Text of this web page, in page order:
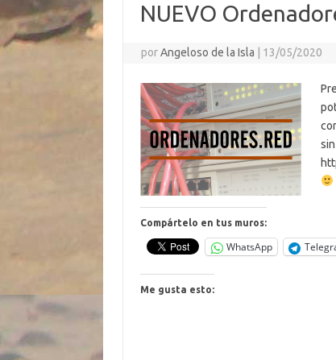
NUEVO
porAngeloso de la Isla 13/05/2020
Compártelo en tus muros:
WhatsApp
Me gusta esto: